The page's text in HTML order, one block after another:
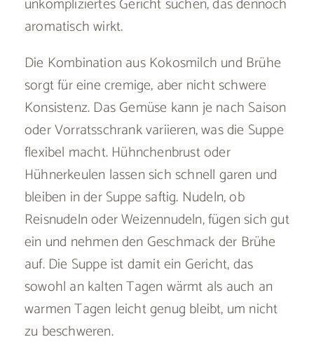
aromatisch wirkt.
Die Kombination aus Kokosmilch und Brühe
sorgt für eine cremige, aber nicht schwere
Konsistenz. Das Gemüse kann je nach Saison
oder Vorratsschrank variieren, was die Suppe
flexibel macht. Hühnchenbrust oder
Hühnerkeulen lassen sich schnell garen und
bleiben in der Suppe saftig. Nudeln, ob
Reisnudeln oder Weizennudeln, fügen sich gut
ein und nehmen den Geschmack der Brühe
auf. Die Suppe ist damit ein Gericht, das
sowohl an kalten Tagen wärmt als auch an
warmen Tagen leicht genug bleibt, um nicht
zu beschweren.